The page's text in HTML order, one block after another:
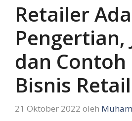
Retailer
Pengertian,
dan
Bisnis Retail
21 Oktober 2022 oleh